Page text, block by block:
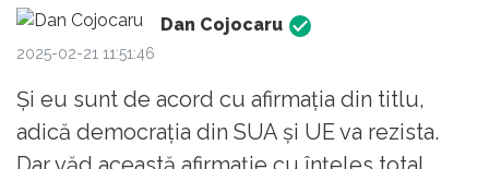
Dan Cojocaru
2025-02-21 11:51:46
Și eu sunt de acord cu afirmația din titlu,
adică democrația din SUA și UE va rezista.